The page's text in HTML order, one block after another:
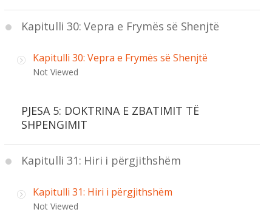
Kapitulli 30: Vepra e Frymës së Shenjtë
Kapitulli 30: Vepra e Frymës së Shenjtë
Not Viewed
PJESA 5: DOKTRINA E ZBATIMIT TË
SHPENGIMIT
Kapitulli 31: Hiri i përgjithshëm
Kapitulli 31: Hiri i përgjithshëm
Not Viewed